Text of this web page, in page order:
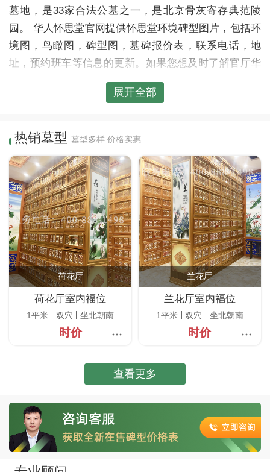
墓地，是33家合法公墓之一，是北京骨灰寄存典范陵
园。 华人怀思堂官网提供怀思堂环境碑型图片，包括环
境图，鸟瞰图，碑型图，墓碑报价表，联系电话，地
址，预约班车等信息的更新。如果您想及时了解官厅华
人怀思堂陵园的相关信息，请关注华人怀思堂官网，我
们会定时更新相关信息，尤其是免费班车信息。华人怀
请提前预约。
展开全部
热销墓型 墓型多样 价格实惠
荷花厅
荷花厅室内福位
1平米 双穴 坐北朝南
时价
兰花厅
兰花厅室内福位
1平米 双穴 坐北朝南
时价
查看更多